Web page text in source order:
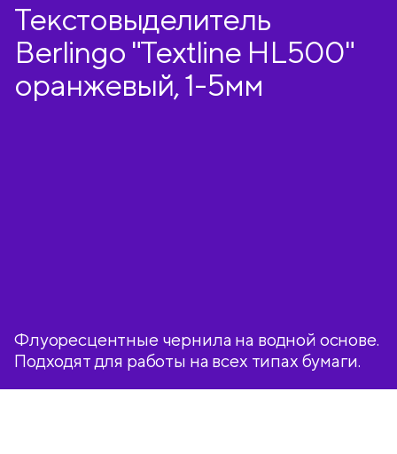
Текстовыделитель
Berlingo "Textline HL500"
оранжевый, 1-5мм
Флуоресцентные чернила на водной основе.
Подходят для работы на всех типах бумаги.